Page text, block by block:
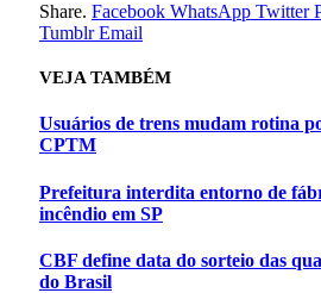
Share. Facebook WhatsApp Twitter
Tumblr Email
VEJA TAMBÉM
Usuários de trens mudam rotina
CPTM
Prefeitura interdita entorno de
incêndio em SP
CBF define data do sorteio das
do Brasil